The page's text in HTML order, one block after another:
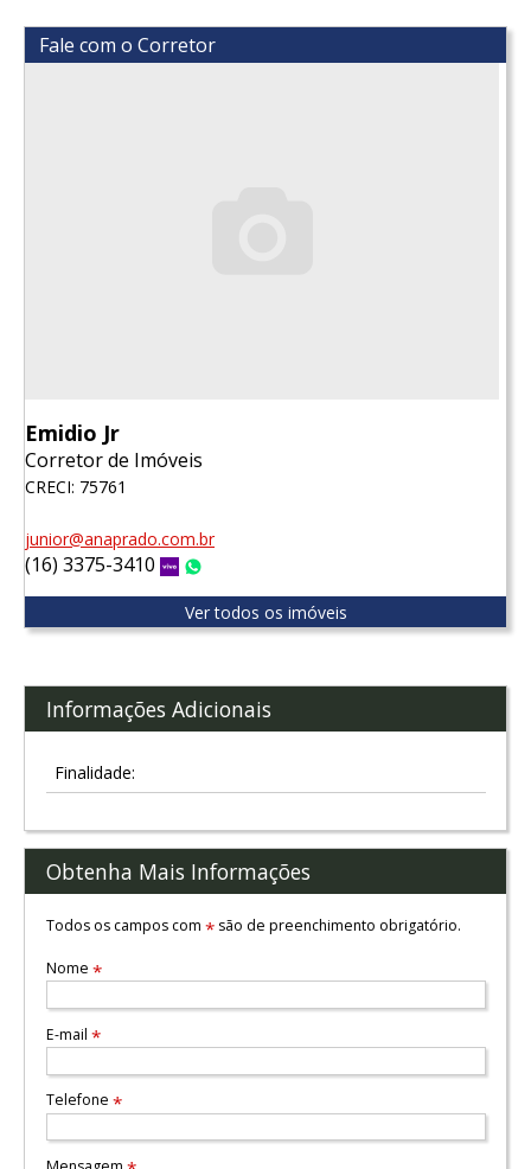
Fale com o Corretor
Emidio Jr
Corretor de Imóveis
CRECI: 75761
junior@anaprado.com.br
(16) 3375-3410 Vivo
Ver todos os imóveis
Informações Adicionais
Finalidade:
Obtenha Mais Informações
Todos os campos com *são de preenchimento obrigatório.
Nome *
E-mail *
Telefone *